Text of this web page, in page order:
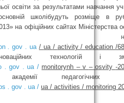
освіти за результатами навчання
школібудуть розміще в
на офіційних сайтах Міністерства
. gov . ua / ua / activity/education/
технологій і
. gov . ua / monitorynh –v –osvity -
академії педагогічних
. gov . ua / ua / activities / monitoring